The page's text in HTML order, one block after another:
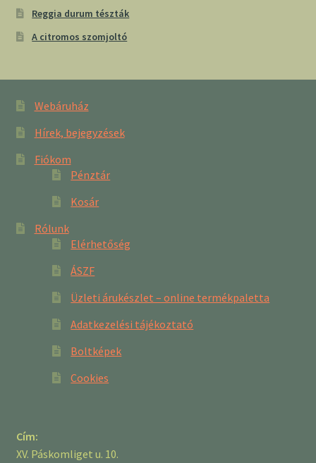
Reggia durum tészták
A citromos szomjoltó
Webáruház
Hírek, bejegyzések
Fiókom
Pénztár
Kosár
Rólunk
Elérhetőség
ÁSZF
Üzleti árukészlet – online termékpaletta
Adatkezelési tájékoztató
Boltképek
Cookies
Cím:
XV. Páskomliget u. 10.